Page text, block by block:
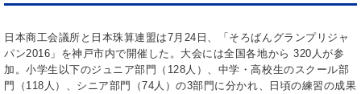
日本商工会議所と日本珠算連盟は7月24日、「そろばんグランプリジャ
パン2016」を神戸市内で開催した。大会には全国各地から 320人が参
加。小学生以下のジュニア部門（128人）、中学・高校生のスクール部
門（118人）、シニア部門（74人）の3部門に分かれ、日頃の練習の成果